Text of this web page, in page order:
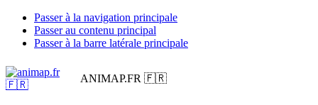
Passer à la navigation principale
Passer au contenu principal
Passer à la barre latérale principale
ANIMAP.FR 🇫🇷